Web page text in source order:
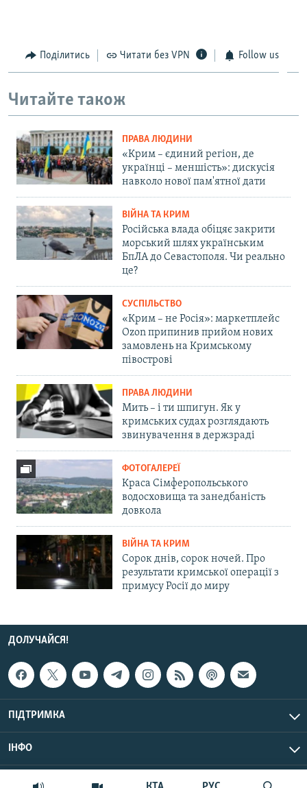
Поділитись Читати без VPN Follow us
Читайте також
ПРАВА ЛЮДИНИ
«Крим – єдиний регіон, де
українці – меншість»: дискусія
навколо нової пам'ятної дати
ВІЙНА ТА КРИМ
Російська влада обіцяє закрити
морський шлях українським
БпЛА до Севастополя. Чи реально
це?
СУСПІЛЬСТВО
«Крим – не Росія»: маркетплейс
Ozon припинив прийом нових
замовлень на Кримському
півострові
ПРАВА ЛЮДИНИ
Мить – і ти шпигун. Як у
кримських судах розглядають
звинувачення в держзраді
ФОТОГАЛЕРЕЇ
Краса Сімферопольського
водосховища та занедбаність
довкола
ВІЙНА ТА КРИМ
Сорок днів, сорок ночей. Про
результати кримської операції з
примусу Росії до миру
ДОЛУЧАЙСЯ!
ПІДТРИМКА
ІНФО
© Крим.Реалії, 2026 | Усі права застережено.